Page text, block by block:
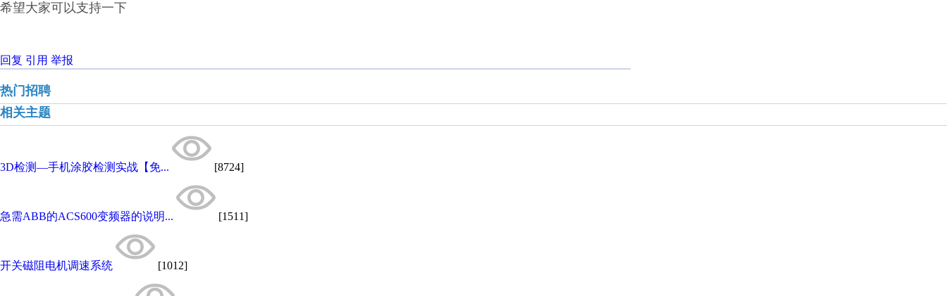
希望大家可以支持一下
回复 引用 举报
热门招聘
相关主题
3D检测—手机涂胶检测实战【免... [8724]
急需ABB的ACS600变频器的说明... [1511]
开关磁阻电机调速系统 [1012]